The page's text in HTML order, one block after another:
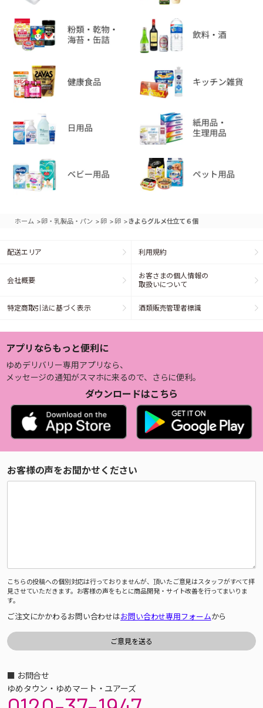
ホーム >卵・乳製品・パン >卵 >卵 >きよらグルメ仕立て６個
配送エリア 利用規約
会社概要
お客さまの個人情報の
取扱いについて
特定商取引法に基づく表示 酒類販売管理者標識
アプリならもっと便利に
ゆめデリバリー専用アプリなら、
メッセージの通知がスマホに来るので、さらに便利。
ダウンロードはこちら
お客様の声をお聞かせください
こちらの投稿への個別対応は行っておりませんが、頂いたご意見はスタッフがすべて拝
見させていただきます。お客様の声をもとに商品開発・サイト改善を行ってまいりま
す。
ご注文にかかわるお問い合わせはお問い合わせ専用フォームから
■ お問合せ
ゆめタウン・ゆめマート・ユアーズ